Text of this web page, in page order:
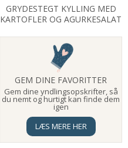
GRYDESTEGT KYLLING MED
KARTOFLER OG AGURKESALAT
GEM DINE FAVORITTER
Gem dine yndlingsopskrifter, så
du nemt og hurtigt kan finde dem
igen
LÆS MERE HER